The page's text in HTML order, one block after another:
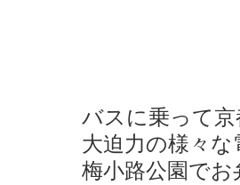
バスに乗って
大迫力の様々
梅小路公園で